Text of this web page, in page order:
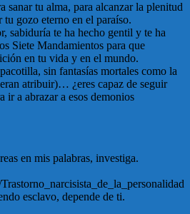
sanar tu alma, para alcanzar la plenitud
tu gozo eterno en el paraíso.
sabiduría te ha hecho gentil y te ha
Siete Mandamientos para que
en tu vida y en el mundo.
sin fantasías mortales como la
atribuir)… ¿eres capaz de seguir
ir a abrazar a esos demonios
en mis palabras, investiga.
esclavo, depende de ti.